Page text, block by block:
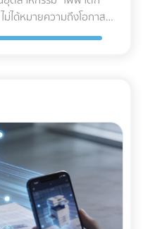
ได้หมายความถึงโอกาสที่
นคือวิกฤติที่สร้างความ
ภัยของช่างไฟที่กำลัง
งานต้องพึ่งพาเครื่องปั่นไฟ
นสูงและปล่อยมลพิษอีก
ESS (Energy Storage
ได้เข้ามาปฏิวัติวงการ การ
กลายเป็นจิ๊กซอว์ชิ้น
คำถามคือ... การลงทุน
จะพาคุณไปเจาะลึกทุกมิติ